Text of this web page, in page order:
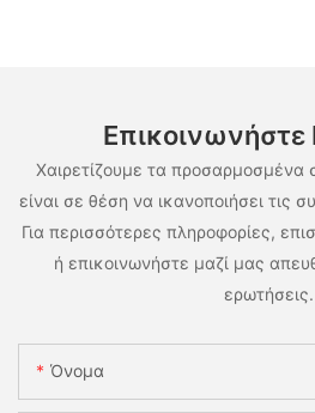
Χαιρετίζουμε τα προσαρμοσμένα
είναι σε θέση να ικανοποιήσει τις
Για περισσότερες πληροφορίες,
ή επικοινωνήστε μαζί μας
ερωτήσεις.
Όνομα